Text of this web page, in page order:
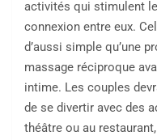
activités qui stimulent
connexion entre eux.
d’aussi simple qu’une
massage réciproque
intime. Les couples
de se divertir avec des
théâtre ou au